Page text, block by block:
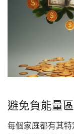
避免負能量
每個家庭都有其